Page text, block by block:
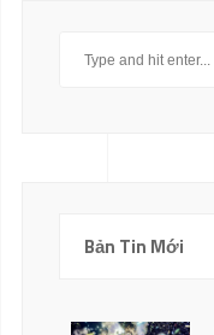
Bản Tin Mới